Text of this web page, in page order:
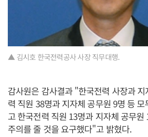
▲ 김시호 한국전력공사 사장 직무대행.
감사원은 감사결과 "한국전력 사장과
력 직원 38명과 지자체 공무원 9명 등
고 한국전력 직원 13명과 지자체 공무원
주의를 줄 것을 요구했다"고 밝혔다.